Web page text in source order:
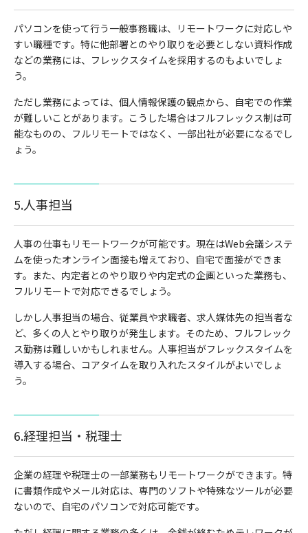
パソコンを使って行う一般事務職は、リモートワークに対応しや
すい職種です。特に他部署とのやり取りを必要としない資料作成
などの業務には、フレックスタイムを採用するのもよいでしょ
う。
ただし業務によっては、個人情報保護の観点から、自宅での作業
が難しいことがあります。こうした場合はフルフレックス制は可
能なものの、フルリモートではなく、一部出社が必要になるでし
ょう。
5.人事担当
人事の仕事もリモートワークが可能です。現在はWeb会議システ
ムを使ったオンライン面接も増えており、自宅で面接ができま
す。また、内定者とのやり取りや内定式の企画といった業務も、
フルリモートで対応できるでしょう。
しかし人事担当の場合、従業員や求職者、求人媒体先の担当者な
ど、多くの人とやり取りが発生します。そのため、フルフレック
ス勤務は難しいかもしれません。人事担当がフレックスタイムを
導入する場合、コアタイムを取り入れたスタイルがよいでしょ
う。
6.経理担当・税理士
企業の経理や税理士の一部業務もリモートワークができます。特
に書類作成やメール対応は、専門のソフトや特殊なツールが必要
ないので、自宅のパソコンで対応可能です。